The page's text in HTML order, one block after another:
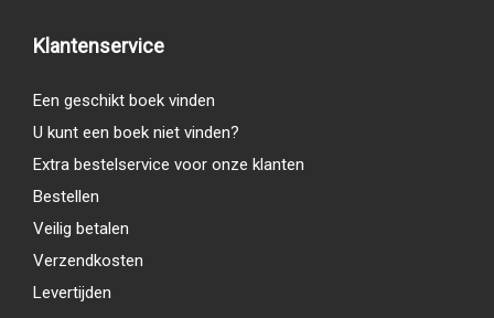
Klantenservice
Een geschikt boek vinden
U kunt een boek niet vinden?
Extra bestelservice voor onze klanten
Bestellen
Veilig betalen
Verzendkosten
Levertijden